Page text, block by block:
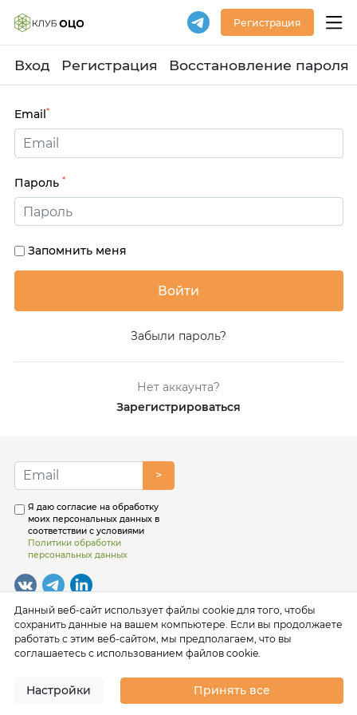
Регистрация
Вход Регистрация Восстановление пароля
Email*
Пароль *
Запомнить меня
Забыли пароль?
Нет аккаунта?
Зарегистрироваться
>
Я даю согласие на обработку
моих персональных данных в
соответствии с условиями
Политики обработки
персональных данных
Данный веб-сайт использует файлы cookie для того, чтобы
сохранить данные на вашем компьютере. Если вы продолжаете
работать с этим веб-сайтом, мы предполагаем, что вы
соглашаетесь с использованием файлов cookie.
Настройки Принять все